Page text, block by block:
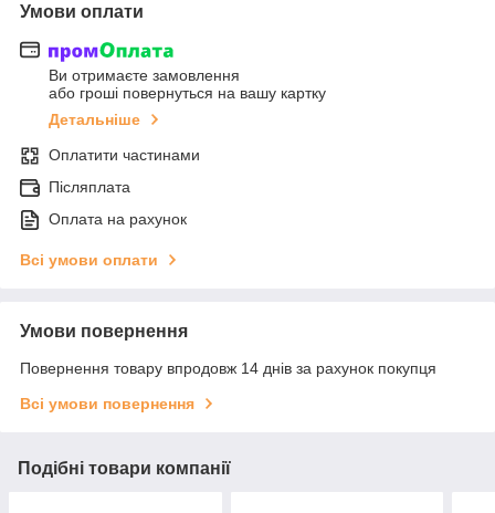
Умови оплати
Ви отримаєте замовлення
або гроші повернуться на вашу картку
Детальніше
Оплатити частинами
Післяплата
Оплата на рахунок
Всі умови оплати
Умови повернення
Повернення товару впродовж 14 днів за рахунок покупця
Всі умови повернення
Подібні товари компанії